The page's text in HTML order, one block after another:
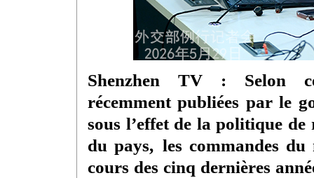
Shenzhen TV : Selon
récemment publiées par le
sous l’effet de la politique de
du pays, les commandes
cours des cinq dernières